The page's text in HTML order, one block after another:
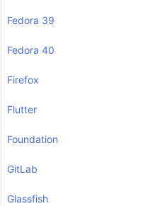
Fedora 39
Fedora 40
Firefox
Flutter
Foundation
GitLab
Glassfish